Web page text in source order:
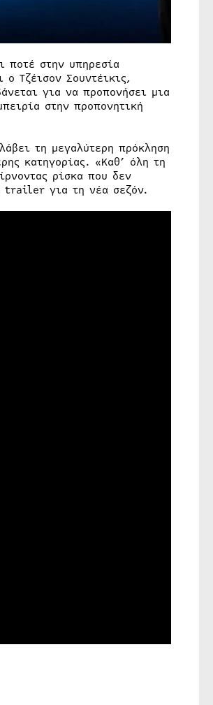
ποτέ στην υπηρεσία
Τζέισον Σουντέικις,
για να προπονήσει μια
στην προπονητική
τη μεγαλύτερη πρόκληση
κατηγορίας. «Καθ’ όλη τη
ρίσκα που δεν
trailer για τη νέα σεζόν.